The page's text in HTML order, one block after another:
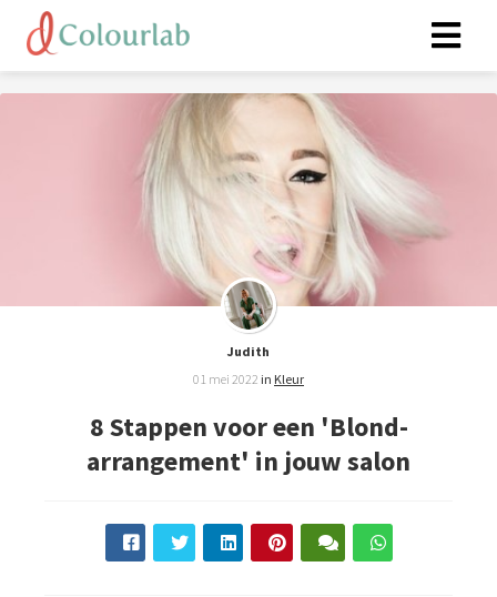
Judith
01 mei 2022 in Kleur
8 Stappen voor een 'Blond-
arrangement' in jouw salon